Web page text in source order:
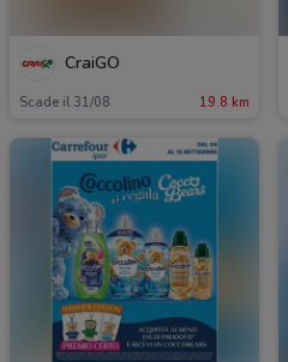
CraiGO
Scade il 31/08 19.8 km